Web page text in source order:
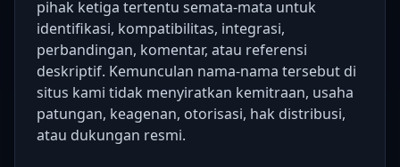
pihak ketiga tertentu semata-mata untuk
identifikasi, kompatibilitas, integrasi,
perbandingan, komentar, atau referensi
deskriptif. Kemunculan nama-nama tersebut di
situs kami tidak menyiratkan kemitraan, usaha
patungan, keagenan, otorisasi, hak distribusi,
atau dukungan resmi.